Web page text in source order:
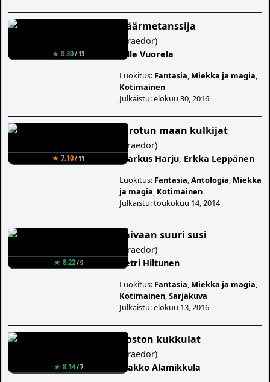
★ 8.30/ 13
Käärmetanssija
Praedor)
Ville Vuorela
Luokitus: Fantasia Miekka ja magia
Kotimainen
Julkaistu: elokuu 30, 2016
★ 7.10/ 11
Kirotun maan kulkijat
Praedor)
Markus Harju, Erkka Leppänen
Luokitus: Fantasia ,Antologia Miekka
ja magia Kotimainen
Julkaistu: toukokuu 14, 2014
★ 8.22/ 9
Taivaan suuri susi
Praedor)
Petri Hiltunen
Luokitus: Fantasia Miekka ja magia
Kotimainen ,Sarjakuva
Julkaistu: elokuu 13, 2016
★ 8.14/ 7
Koston kukkulat
Praedor)
Jaakko Alamikkula